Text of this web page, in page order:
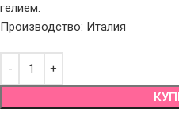
гелием.
Производство: Италия